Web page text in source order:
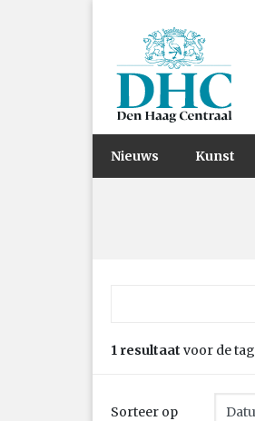
Nieuws Kunst
1 resultaat voor de tag
Sorteer op